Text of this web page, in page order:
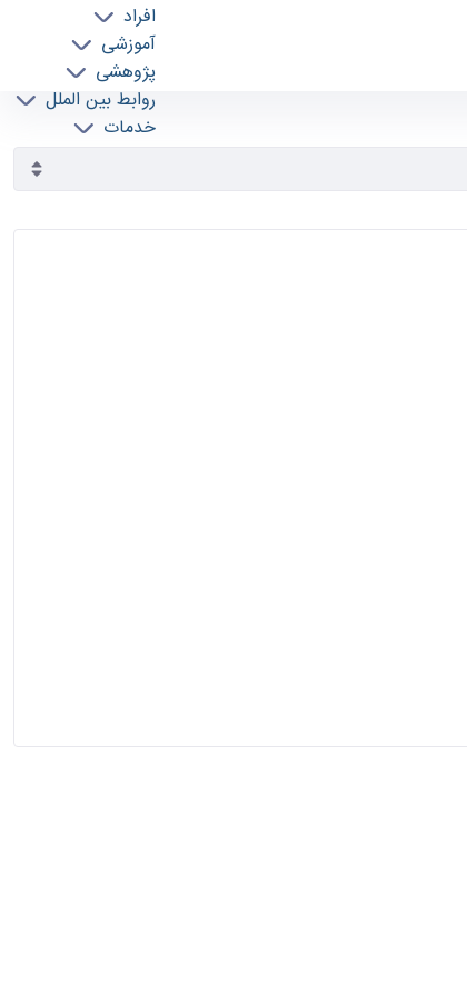
افراد
آموزشی
پژوهشی
روابط بین الملل
خدمات